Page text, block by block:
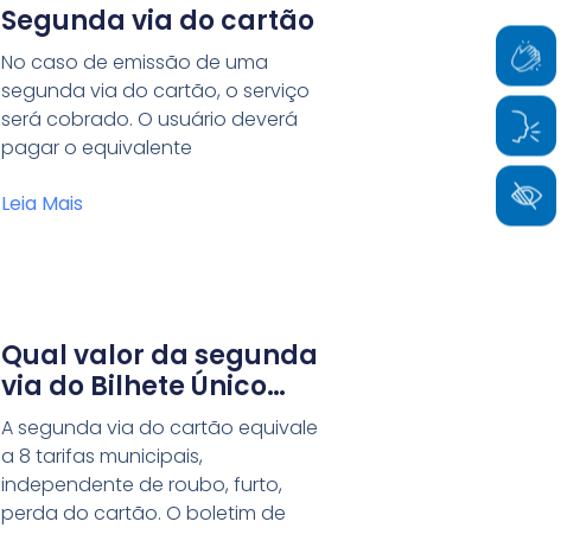
Segunda via do cartão
No caso de emissão de uma
segunda via do cartão, o serviço
será cobrado. O usuário deverá
pagar o equivalente
Leia Mais
Qual valor da segunda
via do Bilhete Único
Especial?
A segunda via do cartão equivale
a 8 tarifas municipais,
independente de roubo, furto,
perda do cartão. O boletim de